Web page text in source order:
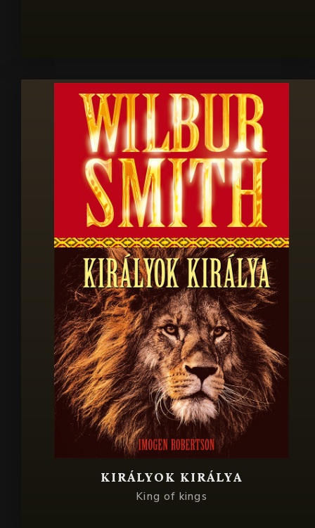
KIRÁLYOK KIRÁLYA
King of kings